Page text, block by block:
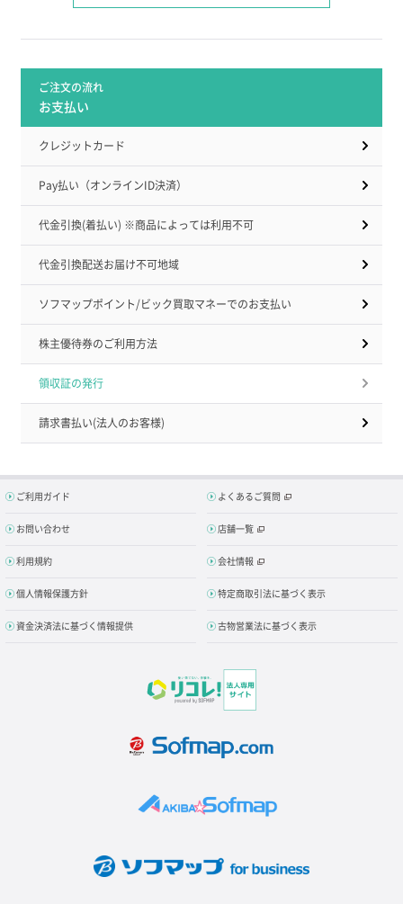
ご注文の流れ
お支払い
クレジットカード
Pay払い（オンラインID決済）
代金引換(着払い) ※商品によっては利用不可
代金引換配送お届け不可地域
ソフマップポイント/ビック買取マネーでのお支払い
株主優待券のご利用方法
領収証の発行
請求書払い(法人のお客様)
ご利用ガイド よくあるご質問
お問い合わせ 店舗一覧
利用規約 会社情報
個人情報保護方針 特定商取引法に基づく表示
資金決済法に基づく情報提供 古物営業法に基づく表示